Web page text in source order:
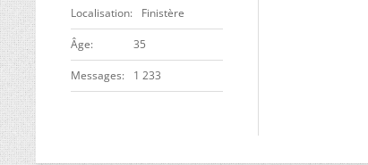
Localisation Finistère
ge 35
Messages 1 233